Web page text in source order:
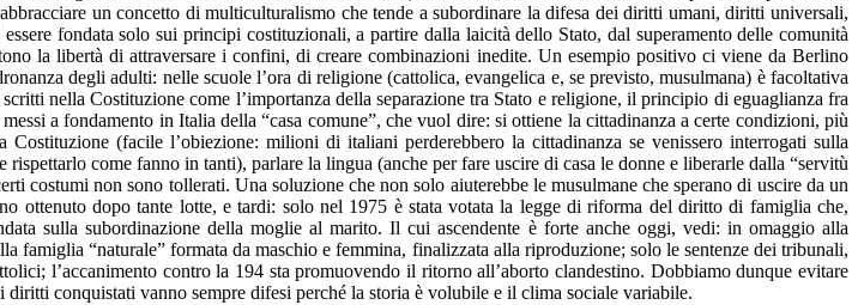
un concetto di multiculturalismo che tende a subordinare la difesa dei diritti umani, diritti universali,
fondata solo sui principi costituzionali, a partire dalla laicità dello Stato, dal superamento delle comunità
la libertà di attraversare i confini, di creare combinazioni inedite. Un esempio positivo ci viene da Berlino
degli adulti: nelle scuole l’ora di religione (cattolica, evangelica e, se previsto, musulmana) è facoltativa
nella Costituzione come l’importanza della separazione tra Stato e religione, il principio di eguaglianza fra
a fondamento in Italia della “casa comune”, che vuol dire: si ottiene la cittadinanza a certe condizioni, più
(facile l’obiezione: milioni di italiani perderebbero la cittadinanza se venissero interrogati sulla
come fanno in tanti), parlare la lingua (anche per fare uscire di casa le donne e liberarle dalla “servitù
costumi non sono tollerati. Una soluzione che non solo aiuterebbe le musulmane che sperano di uscire da un
ottenuto dopo tante lotte, e tardi: solo nel 1975 è stata votata la legge di riforma del diritto di famiglia che,
sulla subordinazione della moglie al marito. Il cui ascendente è forte anche oggi, vedi: in omaggio alla
“naturale” formata da maschio e femmina, finalizzata alla riproduzione; solo le sentenze dei tribunali,
l’accanimento contro la 194 sta promuovendo il ritorno all’aborto clandestino. Dobbiamo dunque evitare
conquistati vanno sempre difesi perché la storia è volubile e il clima sociale variabile.